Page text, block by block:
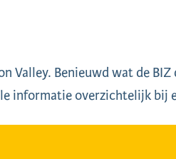
Valley. Benieuwd wat de BIZ
informatie overzichtelijk bij